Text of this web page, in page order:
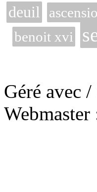
deuil
benoit xvi
Géré avec
Webmaster